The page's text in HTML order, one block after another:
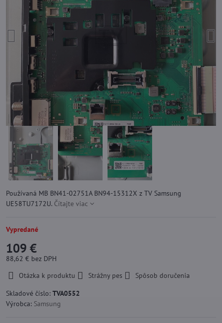
Používaná MB BN41-02751A BN94-15312X z TV Samsung
UE58TU7172U. Čítajte viac
Vypredané
109 €
88,62 € bez DPH
Otázka k produktu
Strážny pes
Spôsob doručenia
Skladové číslo: TVA0552
Výrobca: Samsung